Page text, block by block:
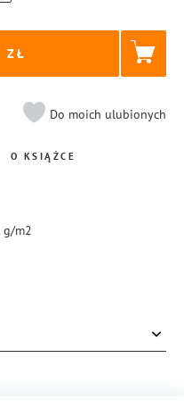
Do moich ulubionych
O KSIĄŻCE
g/m2